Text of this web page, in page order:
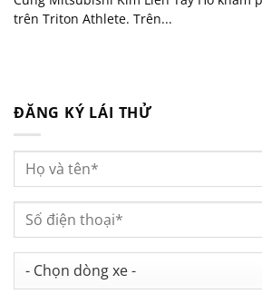
trên Triton Athlete. Trên...
ĐĂNG KÝ LÁI THỬ